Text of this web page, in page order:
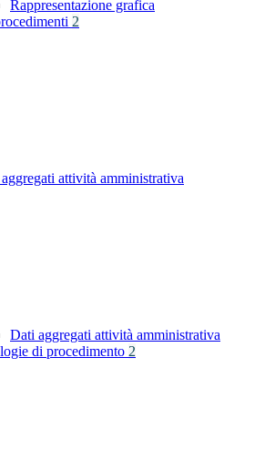
Rappresentazione grafica
2
attività amministrativa
Dati aggregati attività amministrativa
di procedimento 2